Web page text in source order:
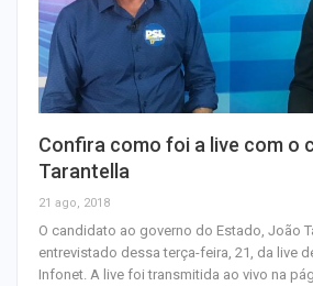
Confira como foi a live com o
Tarantella
21 ago, 2018
O candidato ao governo do Estado, João
entrevistado dessa terça-feira, 21, da live
Infonet. A live foi transmitida ao vivo na